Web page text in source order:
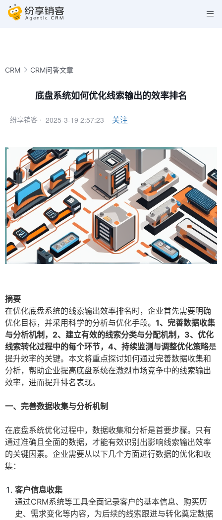
CRM CRM问答文章
底盘系统如何优化线索输出的效率排名
纷享销客 · 2025-3-19 2:57:23 关注
摘要
在优化底盘系统的线索输出效率排名时，企业首先需要明确
优化目标，并采用科学的分析与优化手段。 1、完善数据收集
与分析机制，2、建立有效的线索分类与分配机制，3、优化
线索转化过程中的每个环节，4、持续监测与调整优化策略是
提升效率的关键。本文将重点探讨如何通过完善数据收集和
分析，帮助企业提高底盘系统在激烈市场竞争中的线索输出
效率，进而提升排名表现。
一、完善数据收集与分析机制
在底盘系统优化过程中，数据收集和分析是首要步骤。只有
通过准确且全面的数据，才能有效识别出影响线索输出效率
的关键因素。企业需要从以下几个方面进行数据的优化和收
集：
客户信息收集
通过CRM系统等工具全面记录客户的基本信息、购买历
史、需求变化等内容，为后续的线索跟进与转化奠定数据